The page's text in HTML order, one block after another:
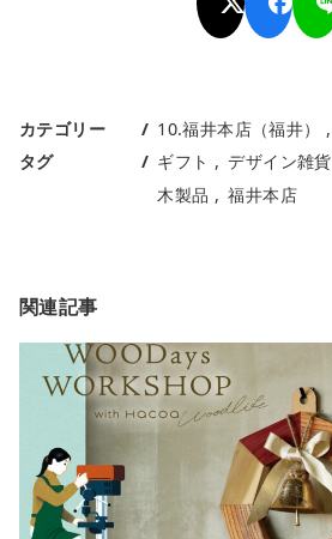
カテゴリー 10.福井本店（福井）
タグ
ギフト デザイン雑貨
木製品
福井本店
関連記事